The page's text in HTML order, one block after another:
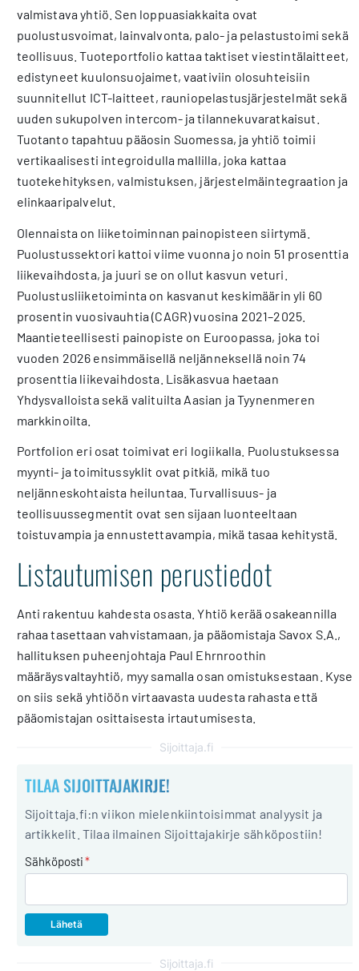
valmistava yhtiö. Sen loppuasiakkaita ovat
puolustusvoimat, lainvalvonta, palo- ja pelastustoimi sekä
teollisuus. Tuoteportfolio kattaa taktiset viestintälaitteet,
edistyneet kuulonsuojaimet, vaativiin olosuhteisiin
suunnitellut ICT-laitteet, rauniopelastusjärjestelmät sekä
uuden sukupolven intercom- ja tilannekuvaratkaisut.
Tuotanto tapahtuu pääosin Suomessa, ja yhtiö toimii
vertikaalisesti integroidulla mallilla, joka kattaa
tuotekehityksen, valmistuksen, järjestelmäintegraation ja
elinkaaripalvelut.
Olennaista on liiketoiminnan painopisteen siirtymä.
Puolustussektori kattoi viime vuonna jo noin 51 prosenttia
liikevaihdosta, ja juuri se on ollut kasvun veturi.
Puolustusliiketoiminta on kasvanut keskimäärin yli 60
prosentin vuosivauhtia (CAGR) vuosina 2021–2025.
Maantieteellisesti painopiste on Euroopassa, joka toi
vuoden 2026 ensimmäisellä neljänneksellä noin 74
prosenttia liikevaihdosta. Lisäkasvua haetaan
Yhdysvalloista sekä valituilta Aasian ja Tyynenmeren
markkinoilta.
Portfolion eri osat toimivat eri logiikalla. Puolustuksessa
myynti- ja toimitussyklit ovat pitkiä, mikä tuo
neljänneskohtaista heiluntaa. Turvallisuus- ja
teollisuussegmentit ovat sen sijaan luonteeltaan
toistuvampia ja ennustettavampia, mikä tasaa kehitystä.
Listautumisen perustiedot
Anti rakentuu kahdesta osasta. Yhtiö kerää osakeannilla
rahaa tasettaan vahvistamaan, ja pääomistaja Savox S.A.,
hallituksen puheenjohtaja Paul Ehrnroothin
määräysvaltayhtiö, myy samalla osan omistuksestaan. Kyse
on siis sekä yhtiöön virtaavasta uudesta rahasta että
pääomistajan osittaisesta irtautumisesta.
Sijoittaja.fi
TILAA SIJOITTAJAKIRJE!
Sijoittaja.fi:n viikon mielenkiintoisimmat analyysit ja
artikkelit. Tilaa ilmainen Sijoittajakirje sähköpostiin!
Sähköposti*
Sijoittaja.fi